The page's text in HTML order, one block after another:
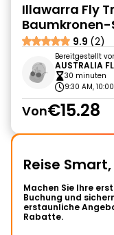
Illawarra Fly
9.9 (2)
Bereitgestellt
AUSTRALIA
30 minuten
9:30 AM,
Von€15.28
Reise
Machen Sie Ihre
Buchung und
erstaunliche
Rabatte.